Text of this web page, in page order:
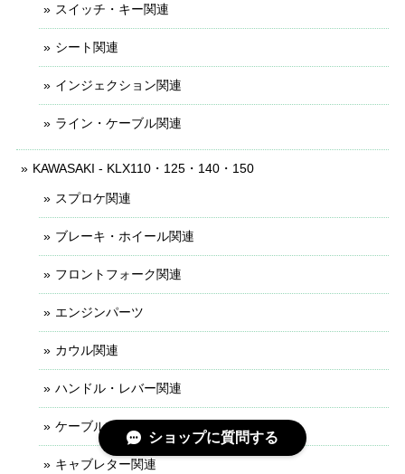
スイッチ・キー関連
シート関連
インジェクション関連
ライン・ケーブル関連
KAWASAKI - KLX110・125・140・150
スプロケ関連
ブレーキ・ホイール関連
フロントフォーク関連
エンジンパーツ
カウル関連
ハンドル・レバー関連
ケーブル・ライン関連
キャブレター関連
ショップに質問する